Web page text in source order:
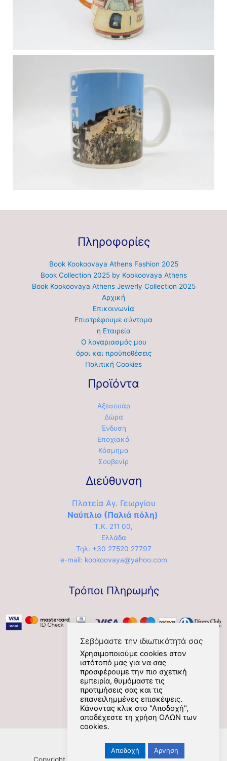
Πληροφορίες
Book Kookoovaya Athens Fashion 2025
Book Collection 2025 by Kookoovaya Athens
Book Kookoovaya Athens Jewerly Collection 2025
Αρχική
Επικοινωνία
Επιστρέφουμε σύντομα
η Εταιρεία
Ο λογαριασμός μου
όροι και προϋποθέσεις
Πολιτική Cookies
Προϊόντα
Αξεσουάρ
Δώρα
Ένδυση
Εποχιακά
Κόσμημα
Σουβενίρ
Διεύθυνση
Πλατεία Αγ. Γεωργίου
Ναύπλιο (Παλιά πόλη)
Τ.Κ. 211 00,
Ελλάδα
Τηλ: +30 27520 27797
e-mail: kookoovaya@yahoo.com
Τρόποι Πληρωμής
Social
Copyright [Nafplios] [2021] [kookoovaya.online] |
Σεβόμαστε την ιδιωτικότητά σας
Χρησιμοποιούμε cookies στον
ιστότοπό μας για να σας
προσφέρουμε την πιο σχετική
εμπειρία, θυμόμαστε τις
προτιμήσεις σας και τις
επανειλημμένες επισκέψεις.
Κάνοντας κλικ στο "Αποδοχή",
αποδέχεστε τη χρήση ΟΛΩΝ των
cookies.
Αποδοχή Άρνηση